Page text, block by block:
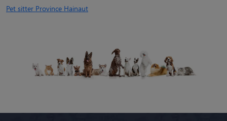
Pet sitter Province Hainaut